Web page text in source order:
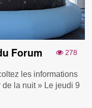
278
Forum
les informations
la nuit » Le jeudi 9